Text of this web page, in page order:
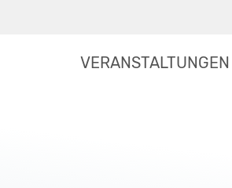
VERANSTALTUNGEN